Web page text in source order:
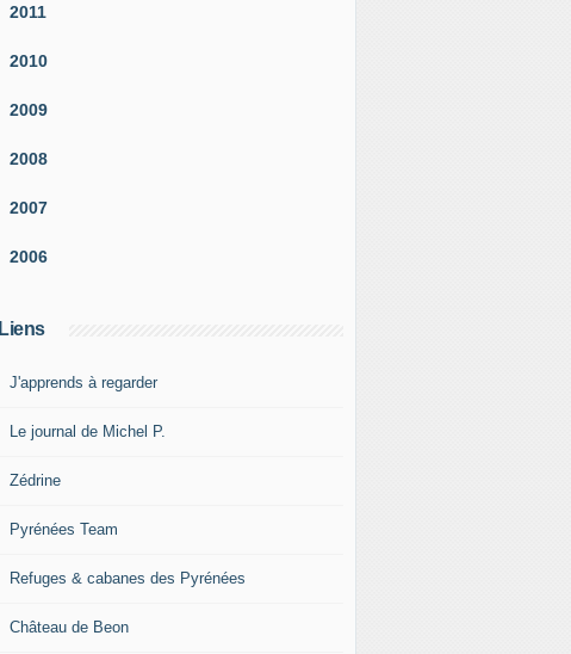
2011
2010
2009
2008
2007
2006
Liens
J'apprends à regarder
Le journal de Michel P.
Zédrine
Pyrénées Team
Refuges & cabanes des Pyrénées
Château de Beon